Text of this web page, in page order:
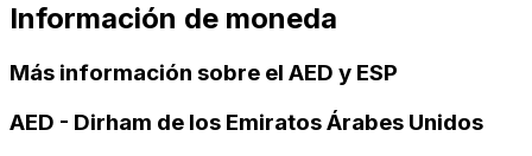
Información de moneda
Más información sobre el AED y ESP
AED - Dirham de los Emiratos Árabes Unidos